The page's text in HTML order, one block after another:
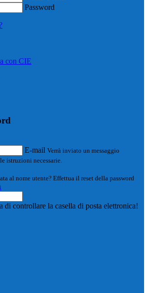
Password
con CIE
E-mail Verrà inviato un messaggio
istruzioni necessarie.
al nome utente? Effettua il reset della password
di controllare la casella di posta elettronica!